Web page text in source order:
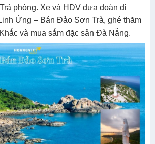
phòng. Xe và HDV đưa đoàn đi
Ứng – Bán Đảo Sơn Trà, ghé thăm
và mua sắm đặc sản Đà Nẵng.